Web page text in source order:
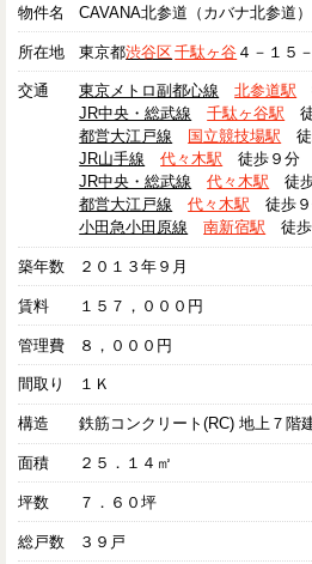
物件名 CAVANA北参道（カバナ北参道）
所在地 東京都渋谷区千駄ヶ谷 ４－１５
交通 東京メトロ副都心線 北参道駅
JR中央・総武線
千駄ヶ谷駅
都営大江戸線
国立競技場駅 徒
JR山手線
代々木駅 徒歩９分
JR中央・総武線
代々木駅 徒
都営大江戸線
代々木駅 徒歩
小田急小田原線
南新宿駅 徒歩
築年数 ２０１３年９月
賃料 １５７，０００円
管理費 ８，０００円
間取り １Ｋ
構造 鉄筋コンクリート(RC) 地上７階
面積 ２５．１４㎡
坪数 ７．６０坪
総戸数 ３９戸